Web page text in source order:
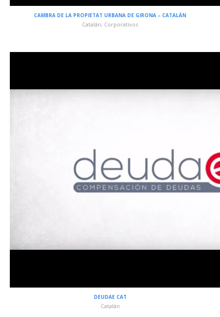
CAMBRA DE LA PROPIETAT URBANA DE GIRONA – CATALÁN
Catalán, Corporativos
DEUDAE CAT
Catalán